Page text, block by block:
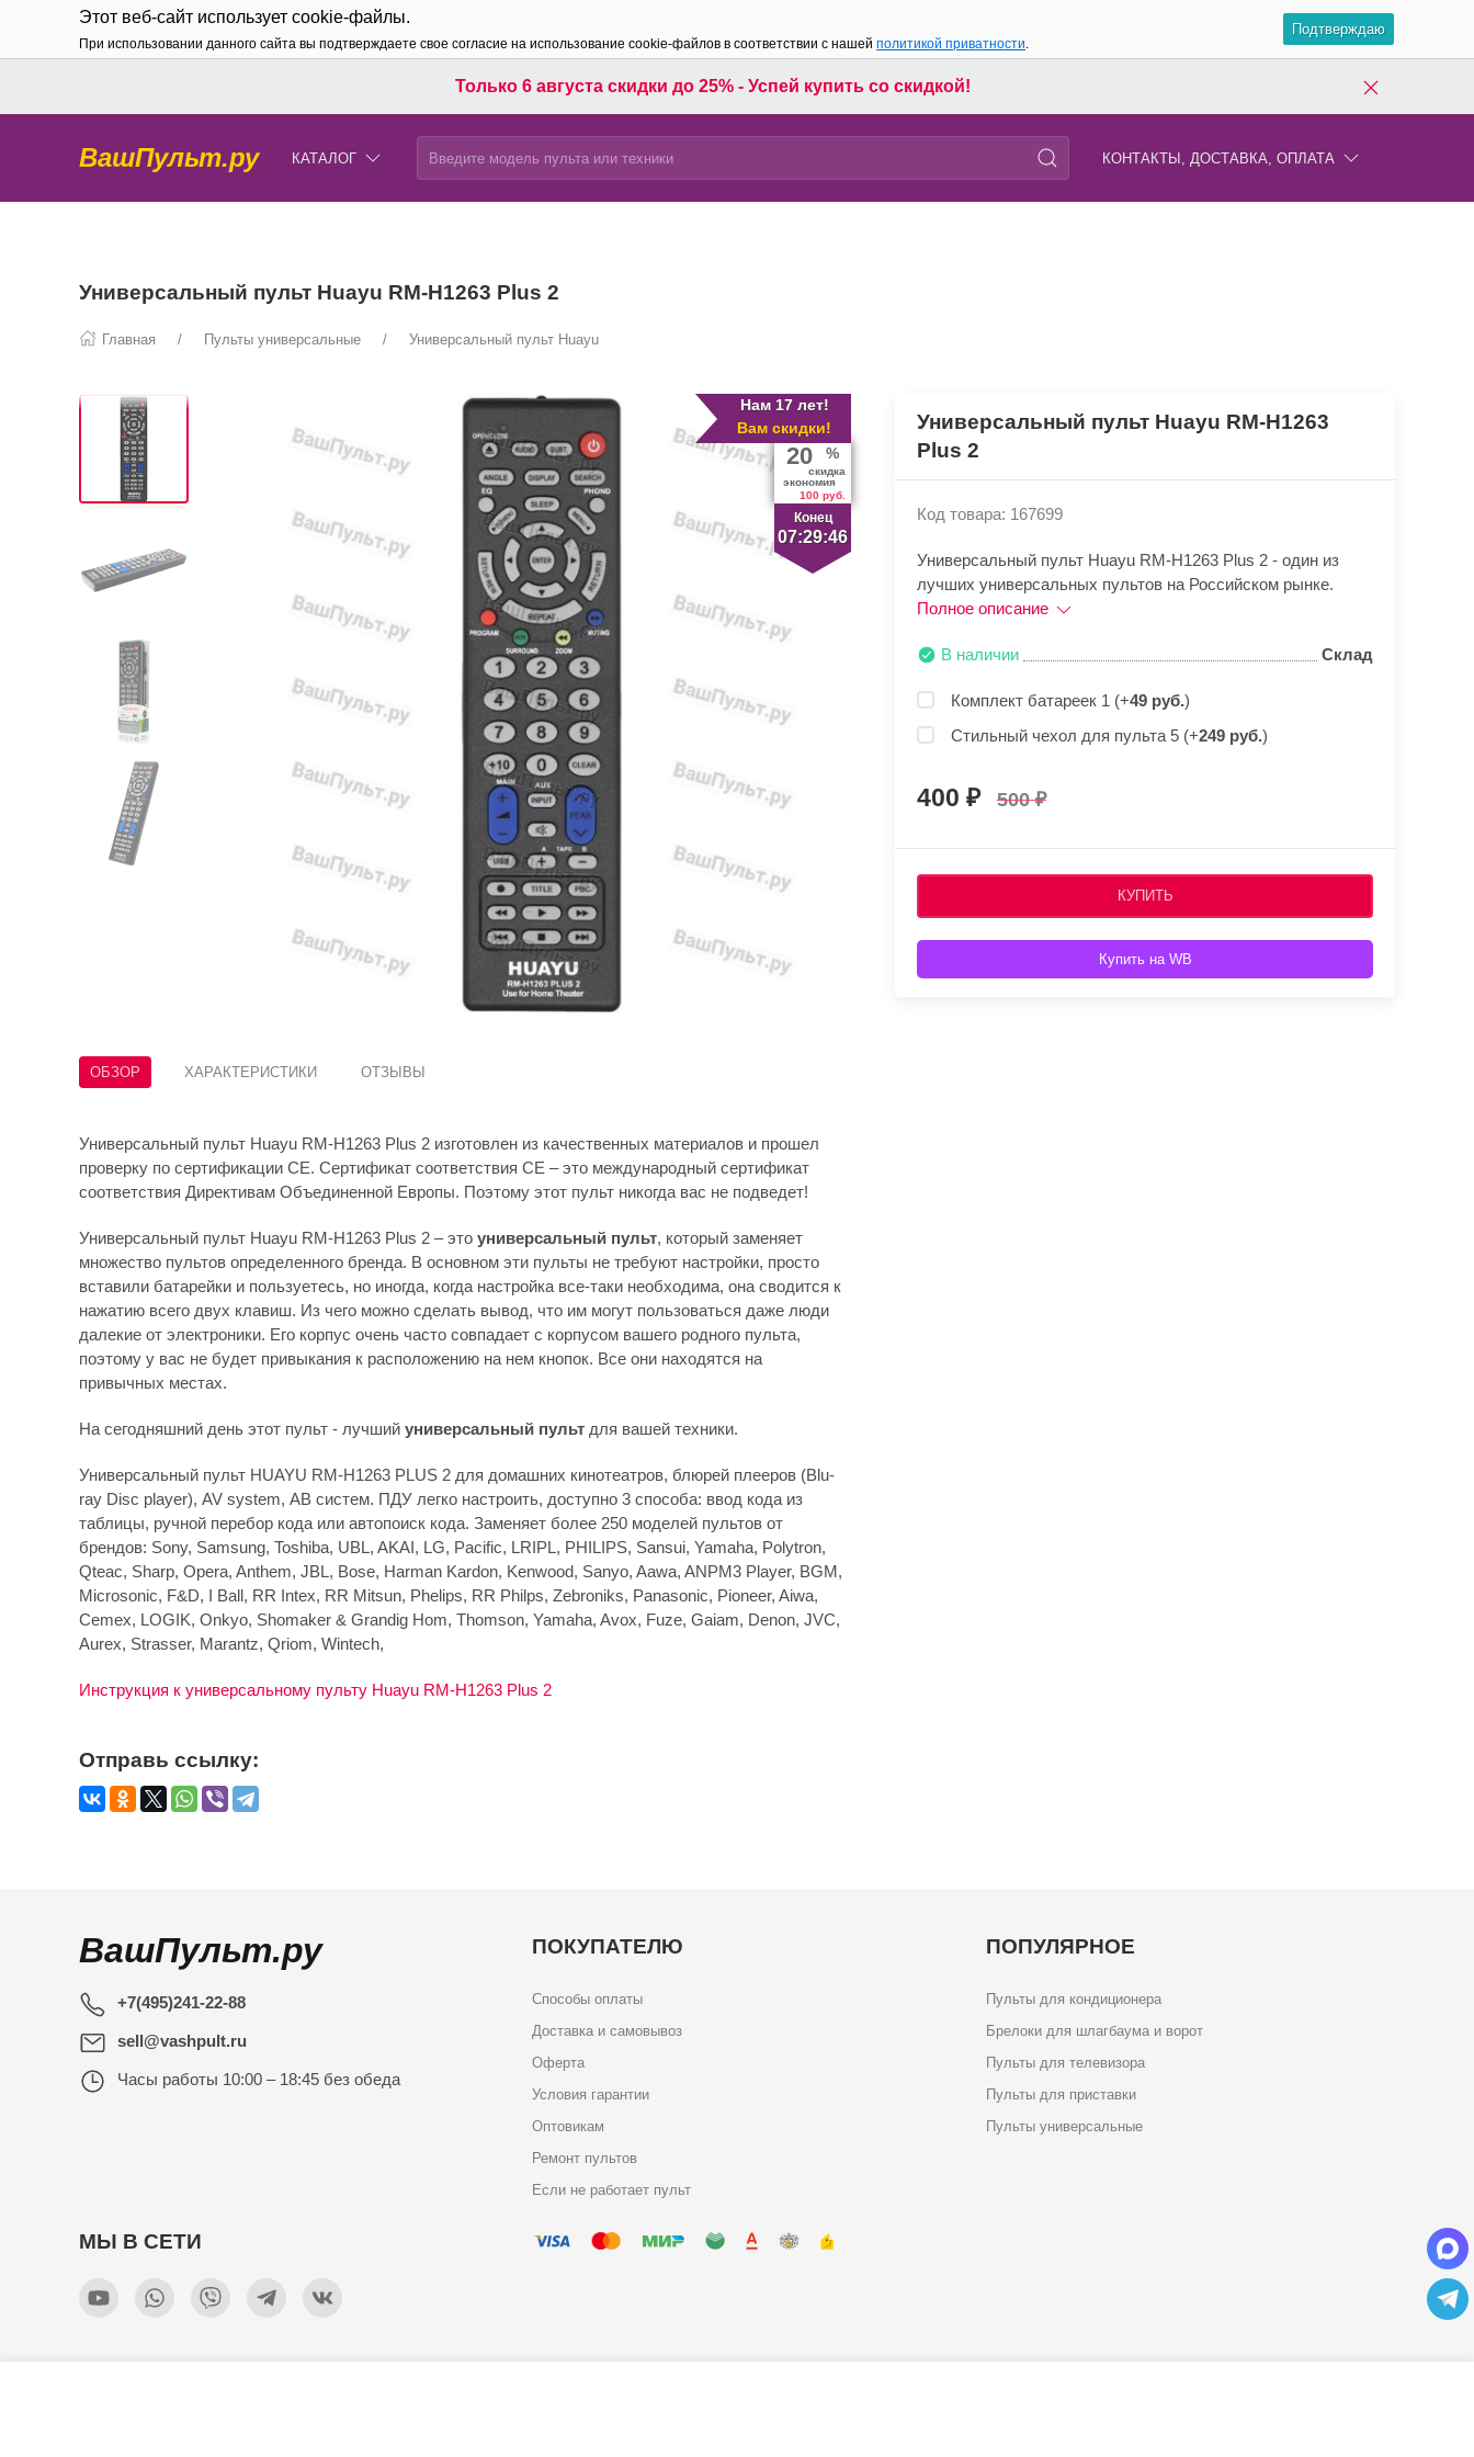
Этот веб-сайт использует cookie-файлы.
При использовании данного сайта вы подтверждаете свое согласие на использование cookie-файлов в соответствии с нашей политикой приватности.
Подтверждаю
Только 6 августа скидки до 25% - Успей купить со скидкой!
ВашПульт.ру КАТАЛОГ КОНТАКТЫ, ДОСТАВКА, ОПЛАТА
Универсальный пульт Huayu RM-H1263 Plus 2
Главная Пульты универсальные Универсальный пульт Huayu
Нам 17 лет!
Вам скидки!
Конец
07:29:46
20 %
скидка
экономия
100 руб.
ОБЗОР ХАРАКТЕРИСТИКИ ОТЗЫВЫ
Универсальный пульт Huayu RM-H1263 Plus 2 изготовлен из качественных материалов и прошел
проверку по сертификации CE. Сертификат соответствия СЕ – это международный сертификат
соответствия Директивам Объединенной Европы. Поэтому этот пульт никогда вас не подведет!
Универсальный пульт Huayu RM-H1263 Plus 2 – это универсальный пульт, который заменяет
множество пультов определенного бренда. В основном эти пульты не требуют настройки, просто
вставили батарейки и пользуетесь, но иногда, когда настройка все-таки необходима, она сводится к
нажатию всего двух клавиш. Из чего можно сделать вывод, что им могут пользоваться даже люди
далекие от электроники. Его корпус очень часто совпадает с корпусом вашего родного пульта,
поэтому у вас не будет привыкания к расположению на нем кнопок. Все они находятся на
привычных местах.
На сегодняшний день этот пульт - лучший универсальный пульт для вашей техники.
Универсальный пульт HUAYU RM-H1263 PLUS 2 для домашних кинотеатров, блюрей плееров (Blu-
ray Disc player), AV system, АВ систем. ПДУ легко настроить, доступно 3 способа: ввод кода из
таблицы, ручной перебор кода или автопоиск кода. Заменяет более 250 моделей пультов от
брендов: Sony, Samsung, Toshiba, UBL, AKAI, LG, Pacific, LRIPL, PHILIPS, Sansui, Yamaha, Polytron,
Qteac, Sharp, Opera, Anthem, JBL, Bose, Harman Kardon, Kenwood, Sanyo, Aawa, ANPM3 Player, BGM,
Microsonic, F&D, I Ball, RR Intex, RR Mitsun, Phelips, RR Philps, Zebroniks, Panasonic, Pioneer, Aiwa,
Cemex, LOGIK, Onkyo, Shomaker & Grandig Hom, Thomson, Yamaha, Avox, Fuze, Gaiam, Denon, JVC,
Aurex, Strasser, Marantz, Qriom, Wintech,
Инструкция к универсальному пульту Huayu RM-H1263 Plus 2
Универсальный пульт Huayu RM-H1263
Plus 2
Код товара: 167699
Универсальный пульт Huayu RM-H1263 Plus 2 - один из
лучших универсальных пультов на Российском рынке.
Полное описание
В наличии Склад
Комплект батареек 1 (+49 руб.)
Стильный чехол для пульта 5 (+249 руб.)
400 500
КУПИТЬ
Купить на WB
Отправь ссылку:
ВашПульт.ру
+7(495)241-22-88
sell@vashpult.ru
Часы работы 10:00 – 18:45 без обеда
ПОКУПАТЕЛЮ
Способы оплаты
Доставка и самовывоз
Оферта
Условия гарантии
Оптовикам
Ремонт пультов
Если не работает пульт
ПОПУЛЯРНОЕ
Пульты для кондиционера
Брелоки для шлагбаума и ворот
Пульты для телевизора
Пульты для приставки
Пульты универсальные
МЫ В СЕТИ